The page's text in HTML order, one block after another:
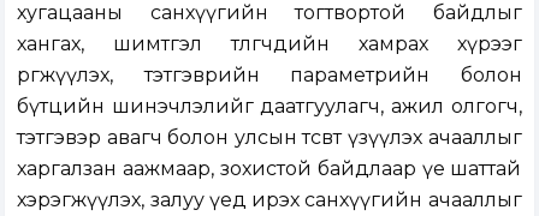
хугацааны санхүүгийн тогтвортой байдлыг
хангах, шимтгэл төлөгчдийн хамрах хүрээг
өргөжүүлэх, тэтгэврийн параметрийн болон
бүтцийн шинэчлэлийг даатгуулагч, ажил олгогч,
тэтгэвэр авагч болон улсын төсөвт үзүүлэх ачааллыг
харгалзан аажмаар, зохистой байдлаар үе шаттай
хэрэгжүүлэх, залуу үед ирэх санхүүгийн ачааллыг